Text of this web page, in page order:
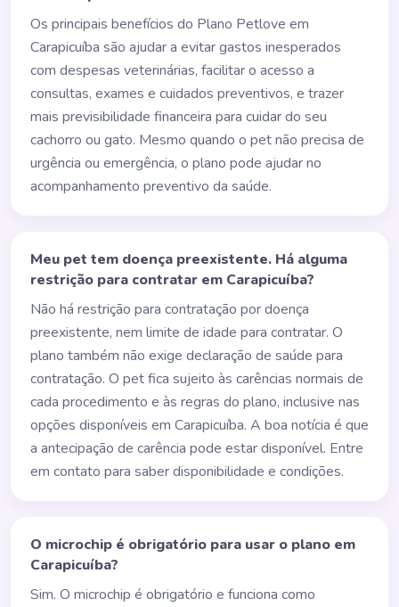
Os principais benefícios do Plano Petlove em
Carapicuíba são ajudar a evitar gastos inesperados
com despesas veterinárias, facilitar o acesso a
consultas, exames e cuidados preventivos, e trazer
mais previsibilidade financeira para cuidar do seu
cachorro ou gato. Mesmo quando o pet não precisa de
urgência ou emergência, o plano pode ajudar no
acompanhamento preventivo da saúde.
Meu pet tem doença preexistente. Há alguma
restrição para contratar em Carapicuíba?
Não há restrição para contratação por doença
preexistente, nem limite de idade para contratar. O
plano também não exige declaração de saúde para
contratação. O pet fica sujeito às carências normais de
cada procedimento e às regras do plano, inclusive nas
opções disponíveis em Carapicuíba. A boa notícia é que
a antecipação de carência pode estar disponível. Entre
em contato para saber disponibilidade e condições.
O microchip é obrigatório para usar o plano em
Carapicuíba?
Sim. O microchip é obrigatório e funciona como